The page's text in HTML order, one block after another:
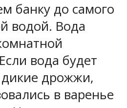
банку до самого
водой. Вода
вода будет
дикие дрожжи,
в варенье